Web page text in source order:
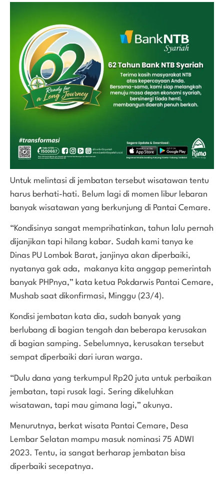
Untuk melintasi di jembatan tersebut wisatawan tentu
harus berhati-hati. Belum lagi di momen libur lebaran
banyak wisatawan yang berkunjung di Pantai Cemare.
“Kondisinya sangat memprihatinkan, tahun lalu pernah
dijanjikan tapi hilang kabar. Sudah kami tanya ke
Dinas PU Lombok Barat, janjinya akan diperbaiki,
nyatanya gak ada, makanya kita anggap pemerintah
banyak PHPnya,” kata ketua Pokdarwis Pantai Cemare,
Mushab saat dikonfirmasi, Minggu (23/4).
Kondisi jembatan kata dia, sudah banyak yang
berlubang di bagian tengah dan beberapa kerusakan
di bagian samping. Sebelumnya, kerusakan tersebut
sempat diperbaiki dari iuran warga.
“Dulu dana yang terkumpul Rp20 juta untuk perbaikan
jembatan, tapi rusak lagi. Sering dikeluhkan
wisatawan, tapi mau gimana lagi,” akunya.
Menurutnya, berkat wisata Pantai Cemare, Desa
Lembar Selatan mampu masuk nominasi 75 ADWI
2023. Tentu, ia sangat berharap jembatan bisa
diperbaiki secepatnya.